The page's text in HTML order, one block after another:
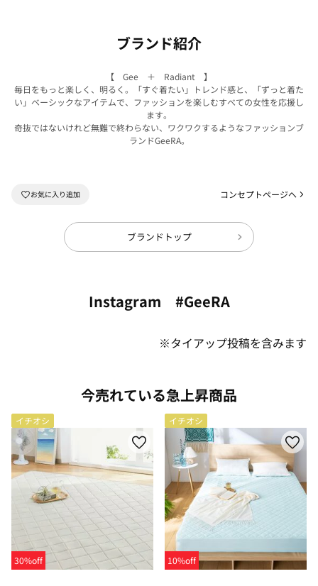
ブランド紹介
【 Gee ＋ Radiant 】
毎日をもっと楽しく、明るく。「すぐ着たい」トレンド感と、「ずっと着た
い」ベーシックなアイテムで、ファッションを楽しむすべての女性を応援し
ます。
奇抜ではないけれど無難で終わらない、ワクワクするようなファッションブ
ランドGeeRA。
コンセプトページへ
ブランドトップ
Instagram #GeeRA
※タイアップ投稿を含みます
今売れている急上昇商品
イチオシ
30%off
イチオシ
10%off